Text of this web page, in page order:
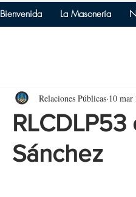
Bienvenida La Masonería
Sánchez
Relaciones Públicas 10 mar